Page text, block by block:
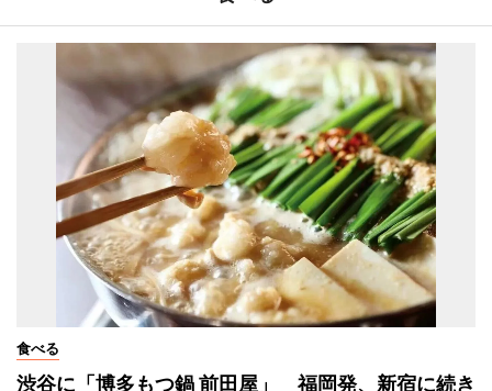
食べる
渋谷に「博多もつ鍋 前田屋」 福岡発、新宿に続き